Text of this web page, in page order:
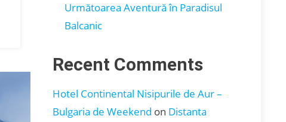
Următoarea Aventură în Paradisul
Balcanic
Recent Comments
Hotel Continental Nisipurile de Aur –
Bulgaria de Weekend on Distanta